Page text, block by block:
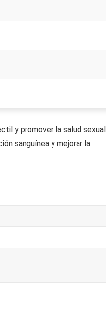
y promover la salud sexual
sanguínea y mejorar la